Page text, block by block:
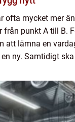
ofta mycket mer
från punkt A till B.
att lämna en
ny. Samtidigt
kort tid. I den sit...